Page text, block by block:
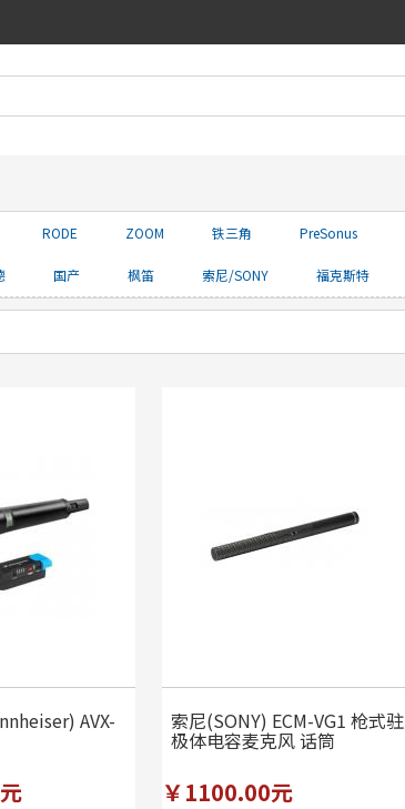
RODE ZOOM 铁三角 PreSonus
国产 枫笛 索尼/SONY 福克斯特
AVX- 索尼(SONY) ECM-VG1 枪式驻
极体电容麦克风 话筒
￥1100.00元